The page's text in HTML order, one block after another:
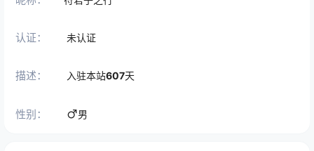
认证： 未认证
描述： 入驻本站607天
性别： 男